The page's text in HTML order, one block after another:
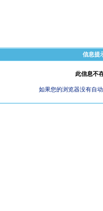
信息提
此信息不
如果您的浏览器没有自